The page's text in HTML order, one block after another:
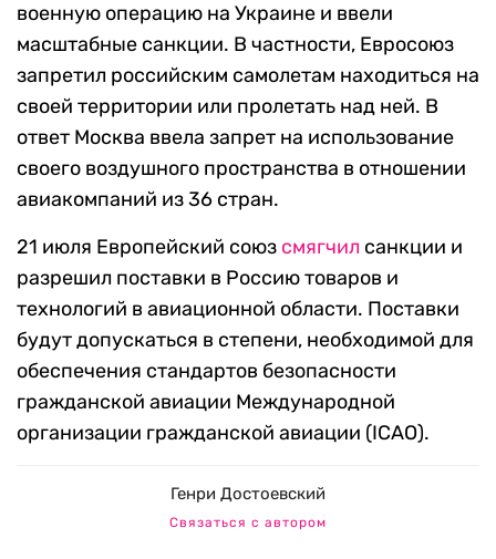
военную операцию на Украине и ввели
масштабные санкции. В частности, Евросоюз
запретил российским самолетам находиться на
своей территории или пролетать над ней. В
ответ Москва ввела запрет на использование
своего воздушного пространства в отношении
авиакомпаний из 36 стран.
21 июля Европейский союз смягчил санкции и
разрешил поставки в Россию товаров и
технологий в авиационной области. Поставки
будут допускаться в степени, необходимой для
обеспечения стандартов безопасности
гражданской авиации Международной
организации гражданской авиации (ICAO).
Генри Достоевский
Связаться с автором